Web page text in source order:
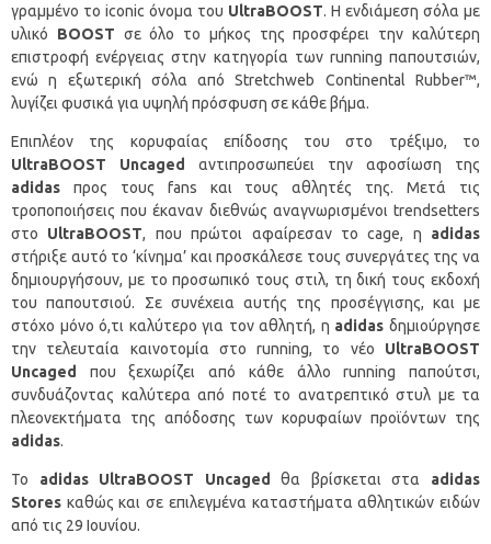
γραμμένο το iconic όνομα του UltraBOOST. Η ενδιάμεση σόλα με
υλικό BOOST σε όλο το μήκος της προσφέρει την καλύτερη
επιστροφή ενέργειας στην κατηγορία των running παπουτσιών,
ενώ η εξωτερική σόλα από Stretchweb Continental Rubber™,
λυγίζει φυσικά για υψηλή πρόσφυση σε κάθε βήμα.
Επιπλέον της κορυφαίας επίδοσης του στο τρέξιμο, το
UltraBOOST Uncaged
αντιπροσωπεύει την αφοσίωση της
adidas προς τους fans και τους αθλητές της. Μετά τις
τροποποιήσεις που έκαναν διεθνώς αναγνωρισμένοι trendsetters
στο UltraBOOST, που πρώτοι αφαίρεσαν το cage, η adidas
στήριξε αυτό το ‘κίνημα’ και προσκάλεσε τους συνεργάτες της να
δημιουργήσουν, με το προσωπικό τους στιλ, τη δική τους εκδοχή
του παπουτσιού. Σε συνέχεια αυτής της προσέγγισης, και με
στόχο μόνο ό,τι καλύτερο για τον αθλητή, η adidas δημιούργησε
την τελευταία καινοτομία στο running, το νέο UltraBOOST
Uncaged
που ξεχωρίζει από κάθε άλλο running παπούτσι,
συνδυάζοντας καλύτερα από ποτέ το ανατρεπτικό στυλ με τα
πλεονεκτήματα της απόδοσης των κορυφαίων προϊόντων της
adidas.
Το adidas UltraBOOST Uncaged θα βρίσκεται στα adidas
Stores καθώς και σε επιλεγμένα καταστήματα αθλητικών ειδών
από τις 29 Ιουνίου.